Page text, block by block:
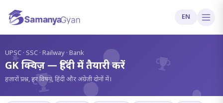
EN
?
UPSC · SSC · Railway · Bank
GK क्विज़ — हिंदी में तैयारी करें
हज़ारों प्रश्न, हर विषय, हिंदी और अंग्रेज़ी दोनों में।